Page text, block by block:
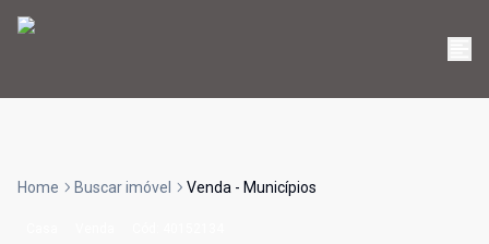
Home Buscar imóvel Venda - Municípios